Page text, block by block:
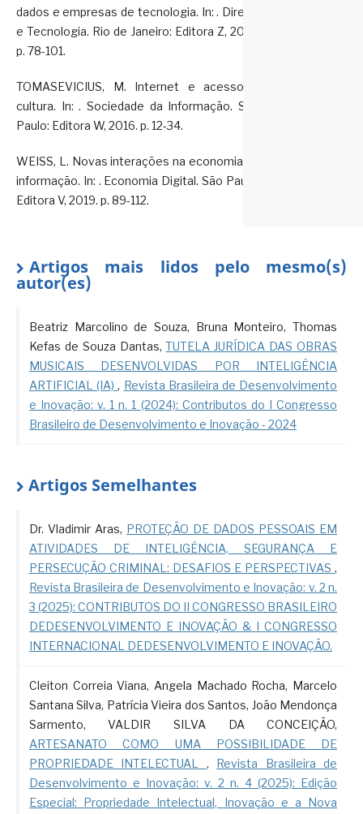
dados e empresas de tecnologia. In: . Direito
e Tecnologia. Rio de Janeiro: Editora Z, 2019.
p. 78-101.
TOMASEVICIUS, M. Internet e acesso à
cultura. In: . Sociedade da Informação. São
Paulo: Editora W, 2016. p. 12-34.
WEISS, L. Novas interações na economia da
informação. In: . Economia Digital. São Paulo:
Editora V, 2019. p. 89-112.
Artigos mais lidos pelo mesmo(s)
autor(es)
Beatriz Marcolino de Souza, Bruna Monteiro, Thomas
Kefas de Souza Dantas,TUTELA JURÍDICA DAS OBRAS
MUSICAIS DESENVOLVIDAS POR INTELIGÊNCIA
ARTIFICIAL (IA), Revista Brasileira de Desenvolvimento
e Inovação: v. 1 n. 1 (2024): Contributos do I Congresso
Brasileiro de Desenvolvimento e Inovação - 2024
Artigos Semelhantes
Dr. Vladimir Aras, PROTEÇÃO DE DADOS PESSOAIS EM
ATIVIDADES DE INTELIGÊNCIA, SEGURANÇA E
PERSECUÇÃO CRIMINAL: DESAFIOS E PERSPECTIVAS,
Revista Brasileira de Desenvolvimento e Inovação: v. 2 n.
3 (2025): CONTRIBUTOS DO II CONGRESSO BRASILEIRO
DEDESENVOLVIMENTO E INOVAÇÃO & I CONGRESSO
INTERNACIONAL DEDESENVOLVIMENTO E INOVAÇÃO.
Cleiton Correia Viana, Angela Machado Rocha, Marcelo
Santana Silva, Patrícia Vieira dos Santos, João Mendonça
Sarmento, VALDIR SILVA DA CONCEIÇÃO,
ARTESANATO COMO UMA POSSIBILIDADE DE
PROPRIEDADE INTELECTUAL , Revista Brasileira de
Desenvolvimento e Inovação: v. 2 n. 4 (2025): Edição
Especial: Propriedade Intelectual, Inovação e a Nova